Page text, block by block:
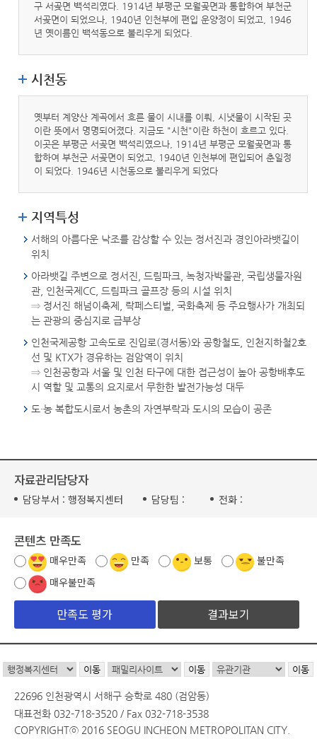
구 서곶면 백석리였다. 1914년 부평군 모월곶면과 통합하여 부천군
서곶면이 되었으나, 1940년 인천부에 편입 운양정이 되었고, 1946
년 옛이름인 백석동으로 불리우게 되었다.
시천동
옛부터 계양산 계곡에서 흐른 물이 시내를 이뤄, 시냇물이 시작된 곳
이란 뜻에서 명명되어졌다. 지금도 "시천"이란 하천이 흐르고 있다.
이곳은 부평군 서곶면 백석리였으나, 1914년 부평군 모월곶면과 통
합하여 부천군 서곶면이 되었고, 1940년 인천부에 편입되어 춘일정
이 되었다. 1946년 시천동으로 불리우게 되었다
지역특성
서해의 아름다운 낙조를 감상할 수 있는 정서진과 경인아라뱃길이
위치
아라뱃길 주변으로 정서진, 드림파크, 녹청자박물관, 국립생물자원
관, 인천국제CC, 드림파크 골프장 등의 시설 위치
⇒ 정서진 해넘이축제, 락페스티벌, 국화축제 등 주요행사가 개최되
는 관광의 중심지로 급부상
인천국제공항 고속도로 진입로(경서동)와 공항철도, 인천지하철2호
선 및 KTX가 경유하는 검암역이 위치
⇒ 인천공항과 서울 및 인천 타구에 대한 접근성이 높아 공항배후도
시 역할 및 교통의 요지로서 무한한 발전가능성 대두
도·농 복합도시로서 농촌의 자연부락과 도시의 모습이 공존
자료관리담당자
담당부서 : 행정복지센터 담당팀 : 전화 :
콘텐츠 만족도
매우만족 만족 보통
불만족
매우불만족
결과보기
22696 인천광역시 서해구 승학로 480 (검암동)
대표전화 032-718-3520 / Fax 032-718-3538
COPYRIGHTⓒ 2016 SEOGU INCHEON METROPOLITAN CITY.